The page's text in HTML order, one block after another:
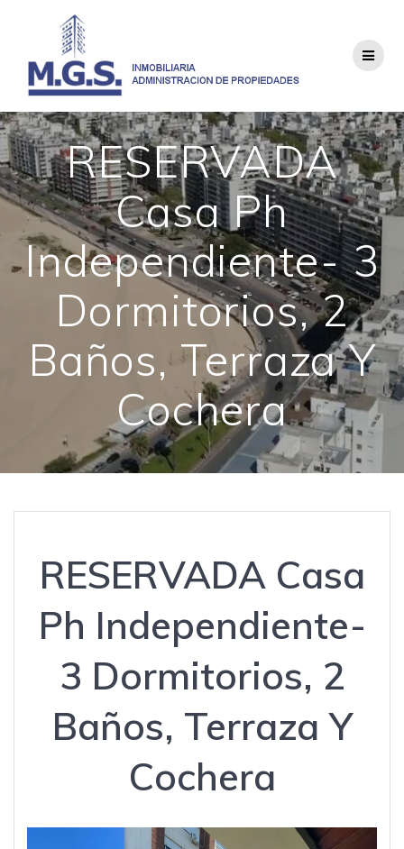
RESERVADA
Casa Ph
Independiente- 3
Dormitorios, 2
Baños, Terraza Y
Cochera
RESERVADA Casa
Ph Independiente-
3 Dormitorios, 2
Baños, Terraza Y
Cochera